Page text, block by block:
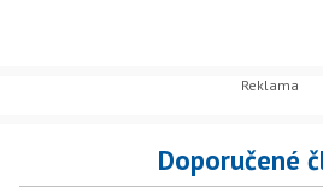
Doporučené